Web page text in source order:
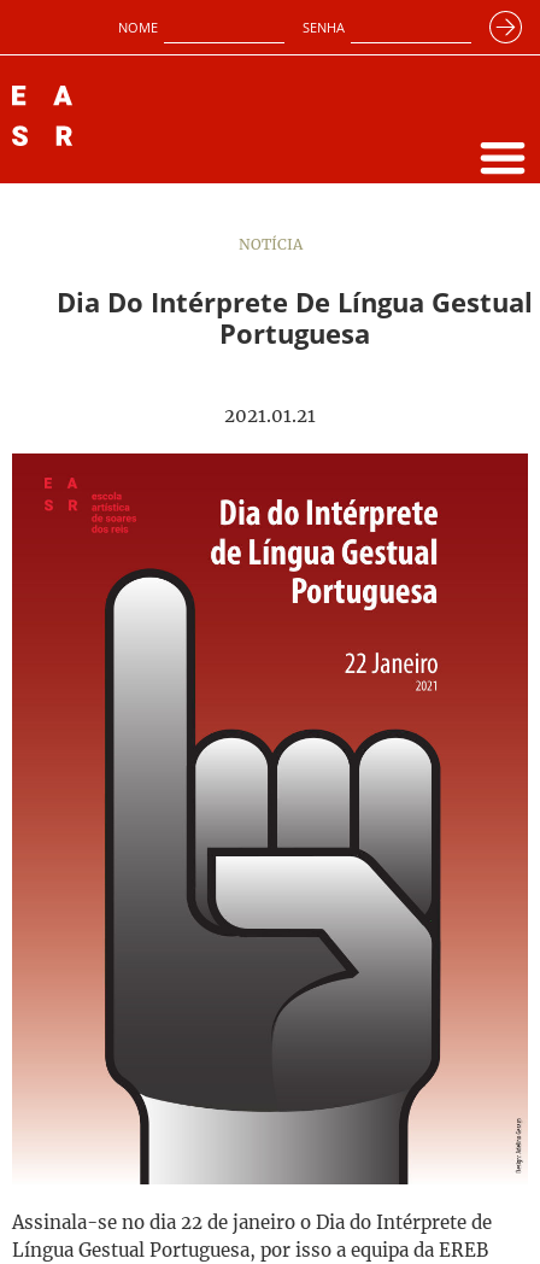
NOME SENHA
NOTÍCIA
Dia Do Intérprete De Língua Gestual
Portuguesa
2021.01.21
Assinala-se no dia 22 de janeiro o Dia do Intérprete de
Língua Gestual Portuguesa, por isso a equipa da EREB